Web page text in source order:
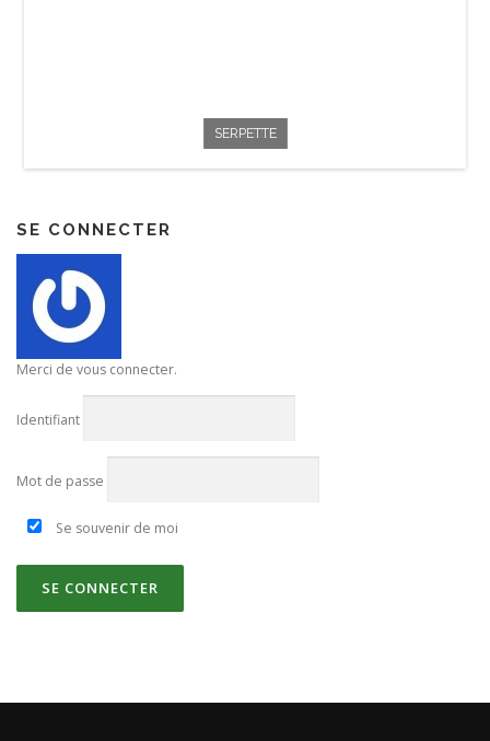
HACHETTE
FAUCILLE
SERPETTE
SE CONNECTER
Merci de vous connecter.
Identifiant
Mot de passe
Se souvenir de moi